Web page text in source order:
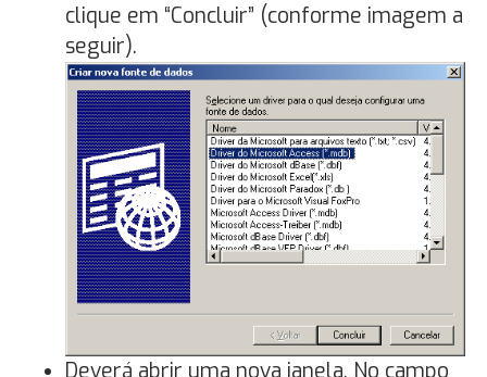
clique em “Concluir” (conforme imagem a
seguir).
Deverá abrir uma nova janela. No campo